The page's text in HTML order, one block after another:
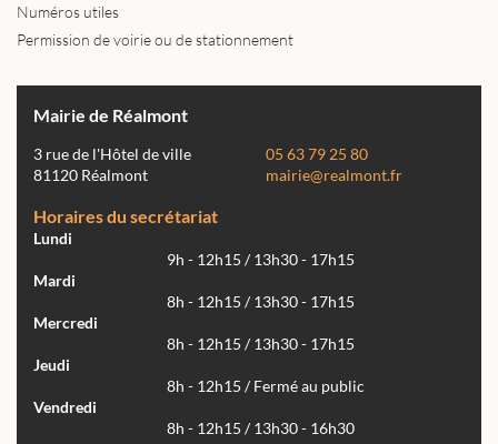
Numéros utiles
Permission de voirie ou de stationnement
Mairie de Réalmont
3 rue de l'Hôtel de ville
81120 Réalmont
05 63 79 25 80
mairie@realmont.fr
Horaires du secrétariat
Lundi
9h - 12h15 / 13h30 - 17h15
Mardi
8h - 12h15 / 13h30 - 17h15
Mercredi
8h - 12h15 / 13h30 - 17h15
Jeudi
8h - 12h15 / Fermé au public
Vendredi
8h - 12h15 / 13h30 - 16h30